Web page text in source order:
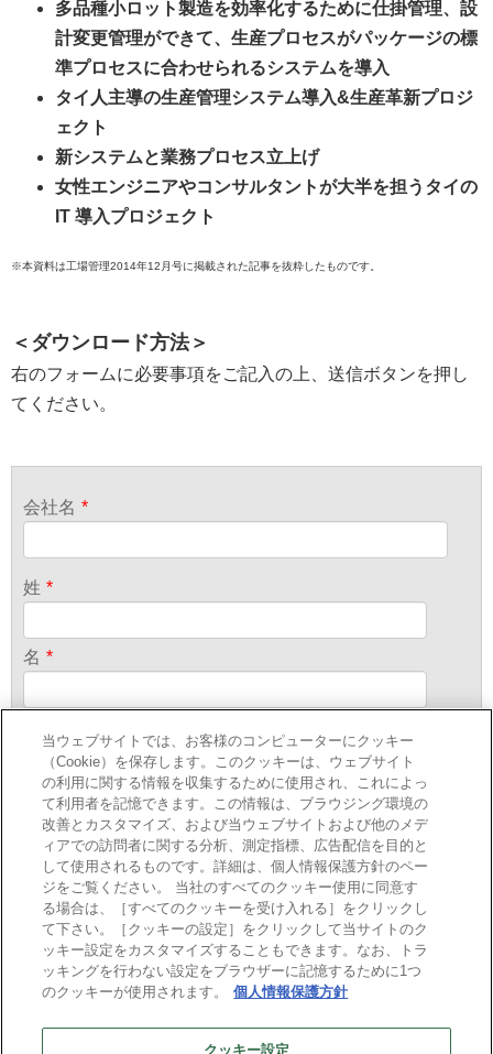
多品種小ロット製造を効率化するために仕掛管理、設
計変更管理ができて、生産プロセスがパッケージの標
準プロセスに合わせられるシステムを導入
タイ人主導の生産管理システム導入&生産革新プロジ
ェクト
新システムと業務プロセス立上げ
女性エンジニアやコンサルタントが大半を担うタイの
IT 導入プロジェクト
※本資料は工場管理2014年12月号に掲載された記事を抜粋したものです。
＜ ダウンロード方法＞
右のフォームに必要事項をご記入の上、送信ボタンを押し
てください。
会社名 *
姓 *
名 *
メールアドレス *
当社は、 個人情報の取り扱いにしたがってお客様の情報を取り扱
います。
個人情報の取扱いに同意する *
入力内容に問題はありません *
当ウェブサイトでは、お客様のコンピューターにクッキー
（Cookie）を保存します。このクッキーは、ウェブサイト
の利用に関する情報を収集するために使用され、これによっ
て利用者を記憶できます。この情報は、ブラウジング環境の
改善とカスタマイズ、および当ウェブサイトおよび他のメデ
ィアでの訪問者に関する分析、測定指標、広告配信を目的と
して使用されるものです。詳細は、個人情報保護方針のペー
ジをご覧ください。 当社のすべてのクッキー使用に同意す
る場合は、［すべてのクッキーを受け入れる］をクリックし
て下さい。［クッキーの設定］をクリックして当サイトのク
ッキー設定をカスタマイズすることもできます。なお、トラ
ッキングを行わない設定をブラウザーに記憶するために1つ
のクッキーが使用されます。
個人情報保護方針
クッキー設定